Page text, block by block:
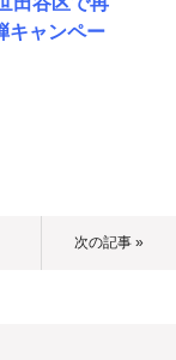
キャンペー
次の記事 »